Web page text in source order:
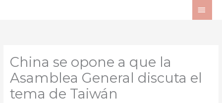
China se opone a que la
Asamblea General discuta el
tema de Taiwán